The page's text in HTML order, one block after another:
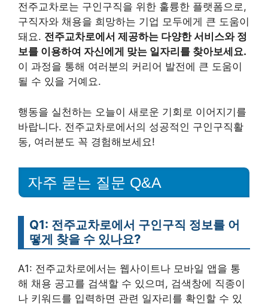
전주교차로는 구인구직을 위한 훌륭한 플랫폼으로,
구직자와 채용을 희망하는 기업 모두에게 큰 도움이
돼요. 전주교차로에서 제공하는 다양한 서비스와 정
보를 이용하여 자신에게 맞는 일자리를 찾아보세요.
이 과정을 통해 여러분의 커리어 발전에 큰 도움이
될 수 있을 거예요.
행동을 실천하는 오늘이 새로운 기회로 이어지기를
바랍니다. 전주교차로에서의 성공적인 구인구직활
동, 여러분도 꼭 경험해보세요!
자주 묻는 질문 Q&A
Q1: 전주교차로에서 구인구직 정보를 어
떻게 찾을 수 있나요?
A1: 전주교차로에서는 웹사이트나 모바일 앱을 통
해 채용 공고를 검색할 수 있으며, 검색창에 직종이
나 키워드를 입력하면 관련 일자리를 확인할 수 있